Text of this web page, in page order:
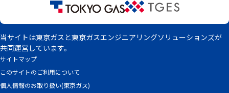
サイトマップ
このサイトのご利用について
個人情報のお取り扱い(東京ガス)
当サイトは東京ガスと東京ガスエンジニアリングソリューションズが
共同運営しています。